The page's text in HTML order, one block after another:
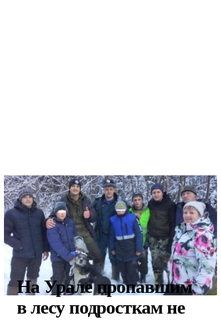
На Урале пропавшим
в лесу подросткам не